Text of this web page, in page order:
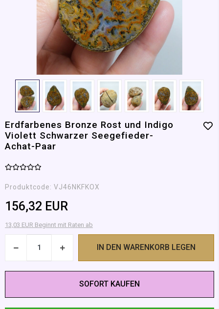
Erdfarbenes Bronze Rost und Indigo
Violett Schwarzer Seegefieder-
Achat-Paar
Produktcode: VJ46NKFKOX
156,32 EUR
13,03 EUR Beginnt mit Raten ab
IN DEN WARENKORB LEGEN
SOFORT KAUFEN